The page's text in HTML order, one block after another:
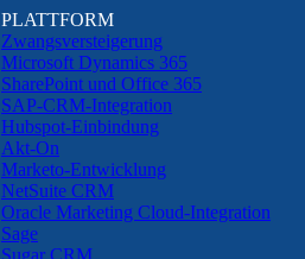
PLATTFORM
Zwangsversteigerung
Microsoft Dynamics 365
SharePoint und Office 365
SAP-CRM-Integration
Hubspot-Einbindung
Akt-On
Marketo-Entwicklung
NetSuite CRM
Oracle Marketing Cloud-Integration
Sage
Sugar CRM